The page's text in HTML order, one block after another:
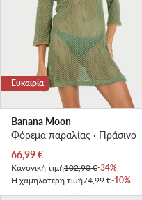
Ευκαιρία
Banana Moon
Φόρεμα παραλίας · Πράσινο
Τρέχουσα τιμή
66,99€
Κανονική τιμή102,90 €-34%
Η χαμηλότερη τιμή74,99 €-10%